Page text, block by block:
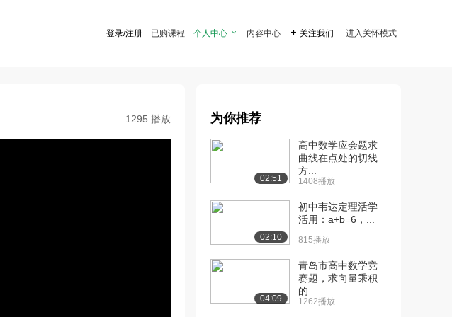
登录/注册 已购课程 个人中心  内容中心  关注我们 进入关怀模式
1295 播放 为你推荐
02:51
高中数学应会题求
曲线在点处的切线
方...
1408播放
02:10
初中韦达定理活学
活用：a+b=6，...
815播放
04:09
青岛市高中数学竞
赛题，求向量乘积
的...
1262播放